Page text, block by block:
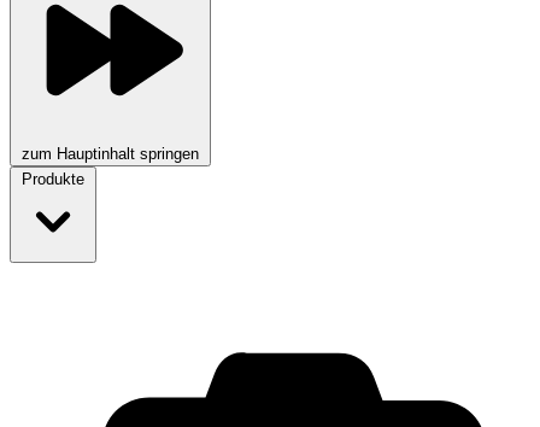
zum Hauptinhalt springen
Produkte